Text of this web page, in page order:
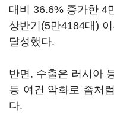
대비 36.6% 증가한 4
상반기(5만4184대)
달성했다.
반면, 수출은 러시아
등 여건 악화로 좀처
다.